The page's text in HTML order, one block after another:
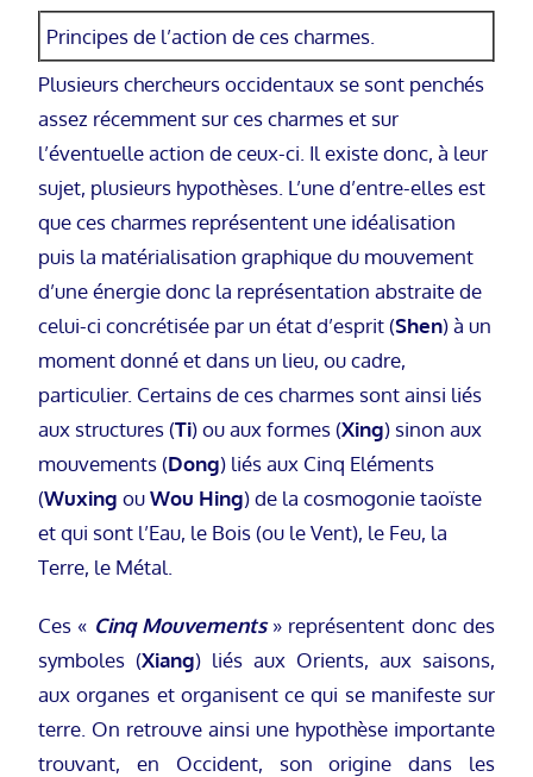
Principes de l’action de ces charmes.
Plusieurs chercheurs occidentaux se sont penchés
assez récemment sur ces charmes et sur
l’éventuelle action de ceux-ci. Il existe donc, à leur
sujet, plusieurs hypothèses. L’une d’entre-elles est
que ces charmes représentent une idéalisation
puis la matérialisation graphique du mouvement
d’une énergie donc la représentation abstraite de
celui-ci concrétisée par un état d’esprit (Shen) à un
moment donné et dans un lieu, ou cadre,
particulier. Certains de ces charmes sont ainsi liés
aux structures (Ti) ou aux formes (Xing) sinon aux
mouvements (Dong) liés aux Cinq Eléments
(Wuxing ouWou Hing) de la cosmogonie taoïste
et qui sont l’Eau, le Bois (ou le Vent), le Feu, la
Terre, le Métal.
Ces « Cinq Mouvements» représentent donc des
symboles (Xiang) liés aux Orients, aux saisons,
aux organes et organisent ce qui se manifeste sur
terre. On retrouve ainsi une hypothèse importante
trouvant, en Occident, son origine dans les